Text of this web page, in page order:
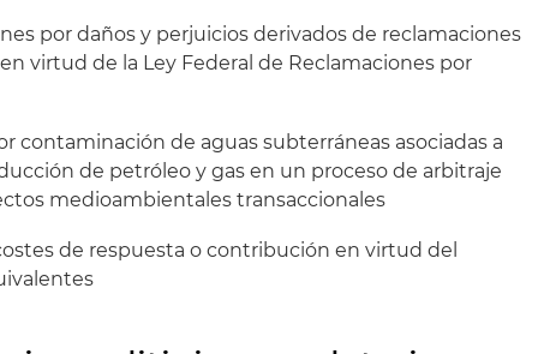
por daños y perjuicios derivados de reclamaciones
virtud de la Ley Federal de Reclamaciones por
contaminación de aguas subterráneas asociadas a
de petróleo y gas en un proceso de arbitraje
medioambientales transaccionales
de respuesta o contribución en virtud del